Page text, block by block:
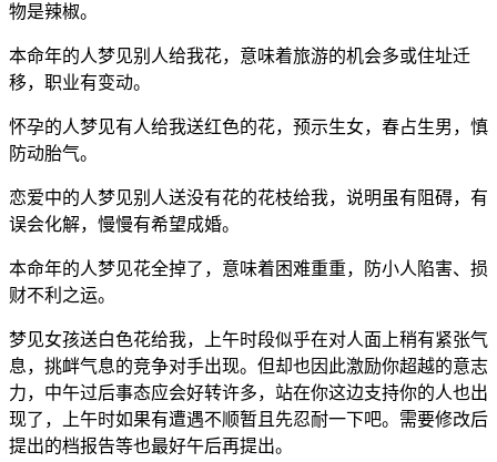
物是辣椒。
本命年的人梦见别人给我花，意味着旅游的机会多或住址迁
移，职业有变动。
怀孕的人梦见有人给我送红色的花，预示生女，春占生男，慎
防动胎气。
恋爱中的人梦见别人送没有花的花枝给我，说明虽有阻碍，有
误会化解，慢慢有希望成婚。
本命年的人梦见花全掉了，意味着困难重重，防小人陷害、损
财不利之运。
梦见女孩送白色花给我，上午时段似乎在对人面上稍有紧张气
息，挑衅气息的竞争对手出现。但却也因此激励你超越的意志
力，中午过后事态应会好转许多，站在你这边支持你的人也出
现了，上午时如果有遭遇不顺暂且先忍耐一下吧。需要修改后
提出的档报告等也最好午后再提出。